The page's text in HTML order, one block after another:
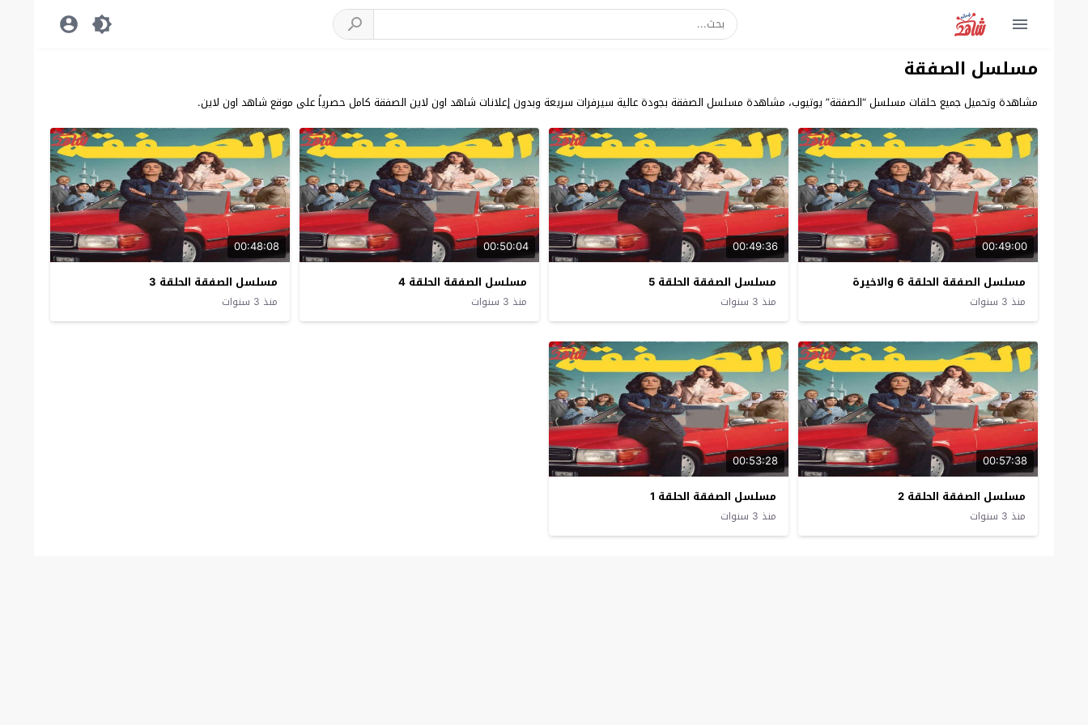
مسلسل الصفقة
مشاهدة وتحميل جميع حلقات مسلسل “الصفقة” يوتيوب، مشاهدة مسلسل الصفقة بجودة عالية سيرفرات سريعة وبدون إعلانات شاهد اون لاين الصفقة كامل حصرياً على موقع شاهد اون لاين.
00:49:00
مسلسل الصفقة الحلقة 6 والاخيرة
منذ 3 سنوات
00:49:36
مسلسل الصفقة الحلقة 5
منذ 3 سنوات
00:50:04
مسلسل الصفقة الحلقة 4
منذ 3 سنوات
00:48:08
مسلسل الصفقة الحلقة 3
منذ 3 سنوات
00:57:38
مسلسل الصفقة الحلقة 2
منذ 3 سنوات
00:53:28
مسلسل الصفقة الحلقة 1
منذ 3 سنوات